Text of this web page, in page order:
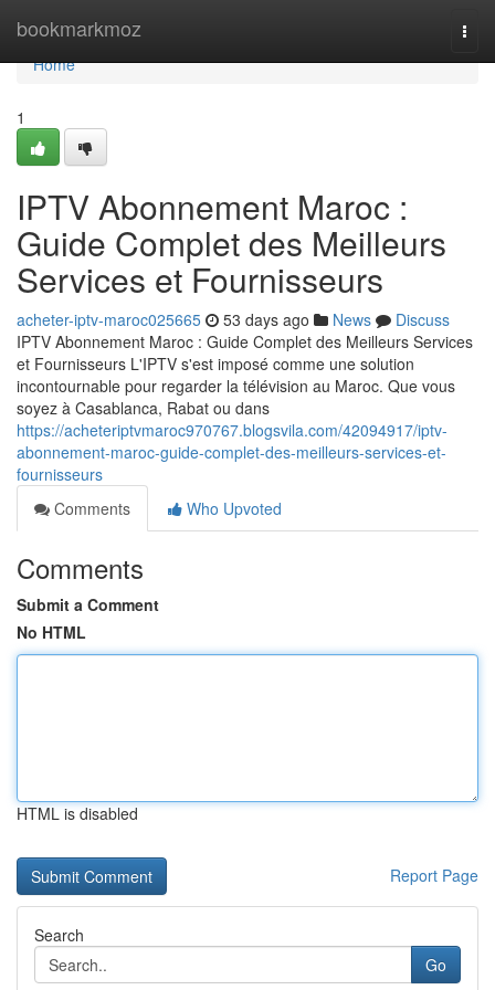
bookmarkmoz
Home
Home
1
IPTV Abonnement Maroc :
Guide Complet des Meilleurs
Services et Fournisseurs
acheter-iptv-maroc025665 53 days ago News
Discuss
IPTV Abonnement Maroc : Guide Complet des Meilleurs Services
et Fournisseurs L'IPTV s'est imposé comme une solution
incontournable pour regarder la télévision au Maroc. Que vous
soyez à Casablanca, Rabat ou dans
https://acheteriptvmaroc970767.blogsvila.com/42094917/iptv-
abonnement-maroc-guide-complet-des-meilleurs-services-et-
fournisseurs
Comments
Who Upvoted
Comments
Submit a Comment
No HTML
HTML is disabled
Report Page
Search
Go